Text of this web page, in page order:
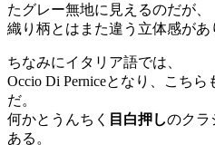
たグレー無地に見えるのだが、
織り柄とはまた違う立体感があ
ちなみにイタリア語では、
Occio Di Perniceとなり、こち
だ。
何かとうんちく 目白押しのクラ
ある。